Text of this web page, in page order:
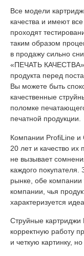
Все модели
качества и имеют
проходят
таким образом
в продажу сильно
«ПЕЧАТЬ
продукта перед
Вы можете быть
качественные
поломке
печатной продукции.
Компании ProfiLine и
20 лет и качество их
не вызывает
каждого
рынке, обе компании
компании, чья
характеризуется
Струйные картриджи
корректную работу
и четкую картинку,